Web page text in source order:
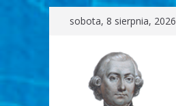
Przejdźsobota, 8 sierpnia, 2026